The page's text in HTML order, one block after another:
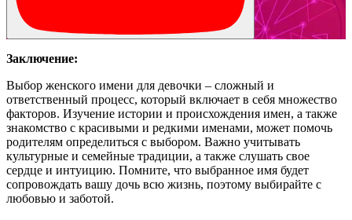
Заключение:
Выбор женского имени для девочки – сложный и
ответственный процесс, который включает в себя множество
факторов. Изучение истории и происхождения имен, а также
знакомство с красивыми и редкими именами, может помочь
родителям определиться с выбором. Важно учитывать
культурные и семейные традиции, а также слушать свое
сердце и интуицию. Помните, что выбранное имя будет
сопровождать вашу дочь всю жизнь, поэтому выбирайте с
любовью и заботой.